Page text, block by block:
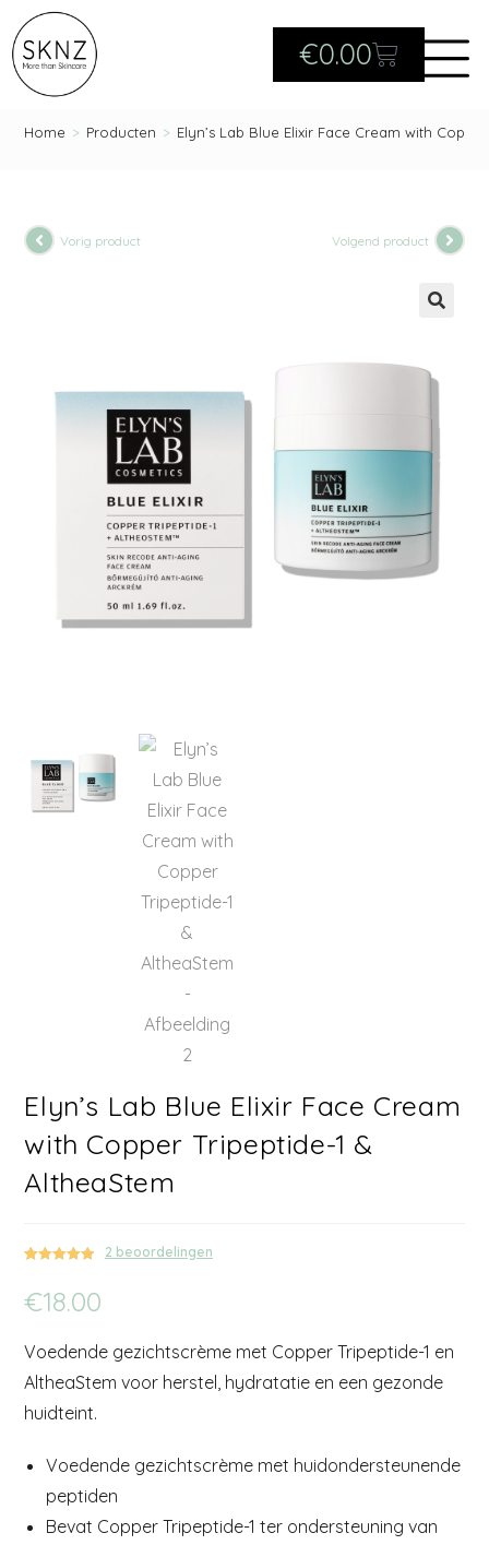
€0.00
Home > Producten > Elyn’s Lab Blue Elixir Face Cream with
Vorig product Volgend product
Elyn’s Lab Blue Elixir Face Cream
with Copper Tripeptide-1 &
AltheaStem
5.00op 5
gebaseerd
waarderinge
n
2 beoordelingen
€18.00
Voedende gezichtscrème met Copper Tripeptide-1 en
AltheaStem voor herstel, hydratatie en een gezonde
huidteint.
Voedende gezichtscrème met huidondersteunende
peptiden
Bevat Copper Tripeptide-1 ter ondersteuning van